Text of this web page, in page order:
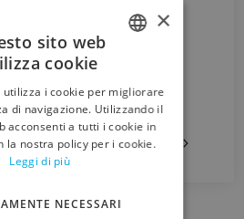
ENGLISH
×
sito web
cookie
utilizza i cookie per migliorare
di navigazione. Utilizzando il
acconsenti a tutti i cookie in
la nostra policy per i cookie.
Leggi di più
NECESSARI